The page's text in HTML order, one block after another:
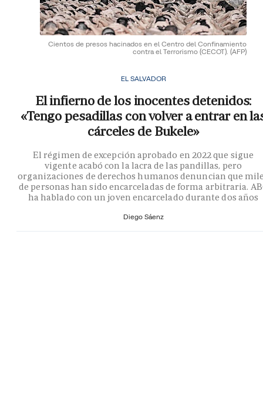
Cientos de presos hacinados en el Centro del Confinamiento
contra el Terrorismo (CECOT). (AFP)
EL SALVADOR
El infierno de los inocentes detenidos:
«Tengo pesadillas con volver a entrar en
cárceles de Bukele»
El régimen de excepción aprobado en 2022 que sigue
vigente acabó con la lacra de las pandillas, pero
organizaciones de derechos humanos denuncian que
de personas han sido encarceladas de forma arbitraria.
ha hablado con un joven encarcelado durante dos años
Diego Sáenz